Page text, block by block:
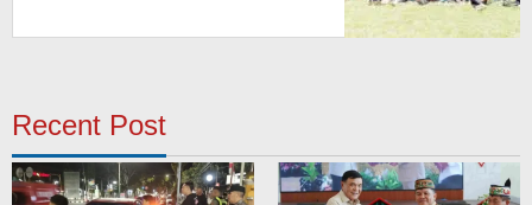
Recent Post